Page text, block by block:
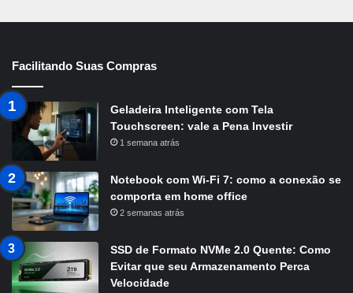
Facilitando Suas Compras
Geladeira Inteligente com Tela
Touchscreen: vale a Pena Investir
1 semana atrás
Notebook com Wi-Fi 7: como a conexão se
comporta em home office
2 semanas atrás
SSD de Formato NVMe 2.0 Quente: Como
Evitar que seu Armazenamento Perca
Velocidade